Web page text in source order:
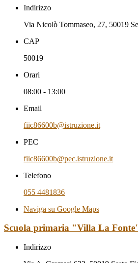
Indirizzo
Via Nicolò Tommaseo, 27, 50019
CAP
50019
Orari
08:00 - 13:00
Email
fiic86600b@istruzione.it
PEC
fiic86600b@pec.istruzione.it
Telefono
055 4481836
Naviga su Google Maps
Scuola primaria "Villa La
Indirizzo